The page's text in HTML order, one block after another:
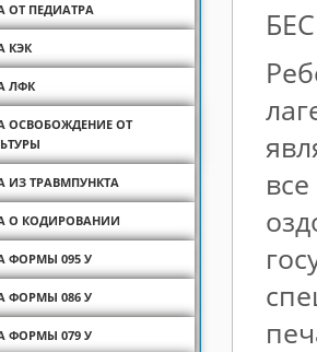
ОТ ПЕДИАТРА
КЭК
ЛФК
ОСВОБОЖДЕНИЕ ОТ
ИЗ ТРАВМПУНКТА
О КОДИРОВАНИИ
ФОРМЫ 095 У
ФОРМЫ 086 У
ФОРМЫ 079 У